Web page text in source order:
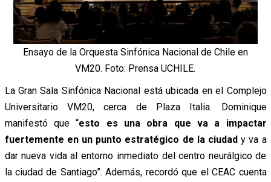
Ensayo de la Orquesta Sinfónica Nacional de Chile en
VM20. Foto: Prensa UCHILE.
La Gran Sala Sinfónica Nacional está ubicada enel Complejo
Universitario VM20, cerca de Plaza Italia. Dominique
manifestó que “esto es una obra que va a impactar
fuertemente en un punto estratégico de la ciudad y va a
dar nueva vida al entorno inmediato del centro neurálgico de
la ciudad de Santiago”.Además, recordó que el CEAC cuenta